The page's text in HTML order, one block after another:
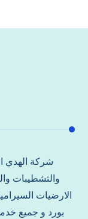
شركة الهدي
والتشطيبات
الارضيات
بورد و جميع